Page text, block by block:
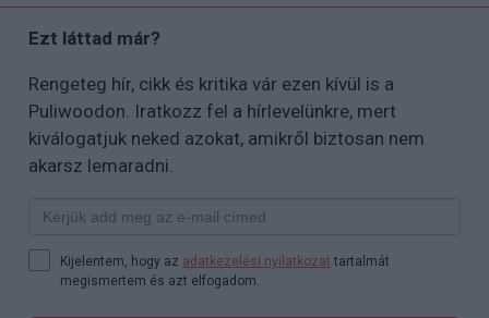
Ezt láttad már?
Rengeteg hír, cikk és kritika vár ezen kívül is a
Puliwoodon. Iratkozz fel a hírlevelünkre, mert
kiválogatjuk neked azokat, amikről biztosan nem
akarsz lemaradni.
Kijelentem, hogy az adatkezelési nyilatkozat tartalmát
megismertem és azt elfogadom.